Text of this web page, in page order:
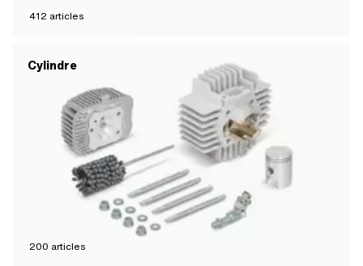
412 articles
Cylindre
200 articles